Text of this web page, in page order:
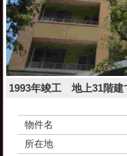
1993年竣工 地上31階
物件名
所在地